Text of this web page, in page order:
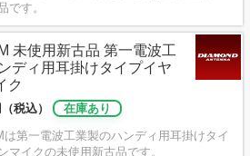
です。
未使用新古品 第一電波工
ディ用耳掛けタイプイヤ
ク
税込）
在庫あり
は第一電波工業製のハンディ用耳掛けタイ
マイクの未使用新古品です。